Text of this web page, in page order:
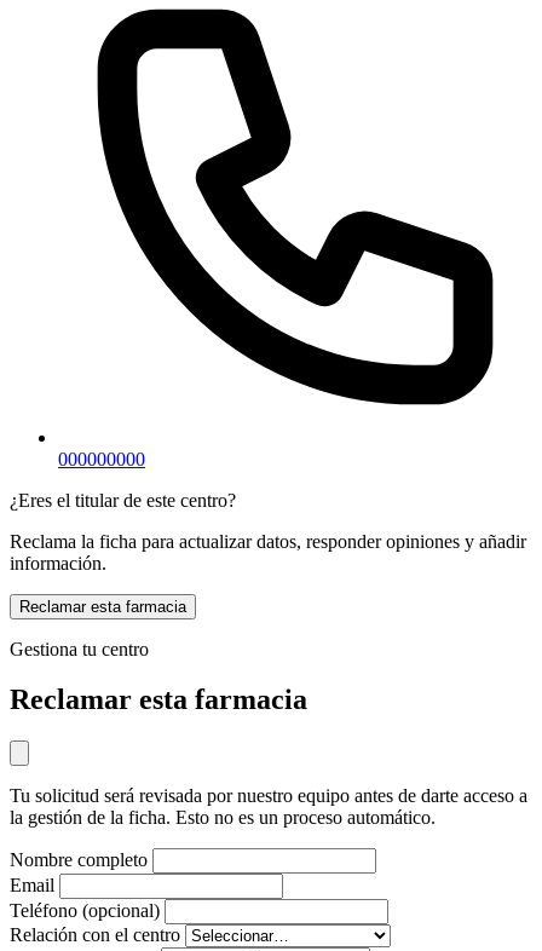
000000000
¿Eres el titular de este centro?
Reclama la ficha para actualizar datos, responder opiniones y añadir
información.
Reclamar esta farmacia
Gestiona tu centro
Reclamar esta farmacia
Tu solicitud será revisada por nuestro equipo antes de darte acceso a
la gestión de la ficha. Esto no es un proceso automático.
Nombre completo
Email
Teléfono (opcional)
Relación con el centro